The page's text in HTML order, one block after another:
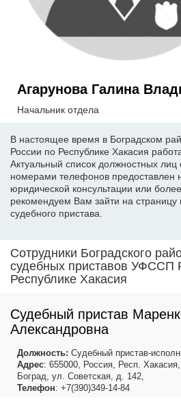
Агарунова Галина
Начальник отдела
В настоящее время в Боградском
России по Республике Хакасия
Актуальный список должностных
номерами телефонов предоставлен
юридической консультации или
рекомендуем Вам зайти на
судебного пристава.
Сотрудники Боградского
судебных приставов УФССП
Республике Хакасия
Судебный пристав
Александровна
Должность: Судебный пристав-
Адрес: 655000, Россия, Респ.
Боград, ул. Советская, д. 142,
Телефон: +7(390)349-14-84